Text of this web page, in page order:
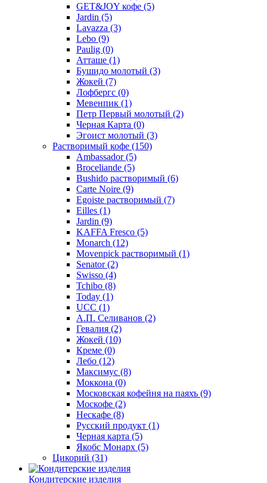
GET&JOY кофе (5)
Jardin (5)
Lavazza (3)
Lebo (9)
Paulig (0)
Атташе (1)
Бушидо молотый (3)
Жокей (7)
Лофбергс (0)
Мевенпик (1)
Петр Первый молотый (2)
Черная Карта (0)
Эгоист молотый (3)
Растворимый кофе (150)
Ambassador(5)
Broceliande (5)
Bushido растворимый (6)
Carte Noire (9)
Egoiste растворимый (7)
Eilles (1)
Jardin (9)
KAFFA Fresco (5)
Monarch (12)
Movenpick растворимый (1)
Senator(2)
Swisso (4)
Tchibo (8)
Today (1)
UCC (1)
А.П. Селиванов (2)
Гевалия (2)
Жокей (10)
Креме (0)
Лебо (12)
Максимус (8)
Моккона (0)
Московская кофейня на паяхъ (9)
Москофе (2)
Нескафе (8)
Русский продукт (1)
Черная карта (5)
Якобс Монарх (5)
Цикорий (31)
Кондитерские изделия